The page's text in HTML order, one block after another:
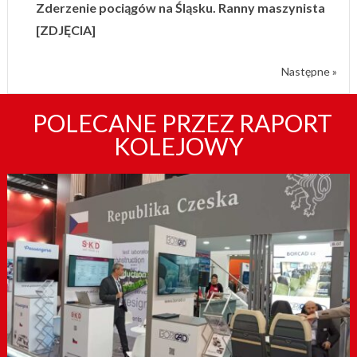
Zderzenie pociągów na Śląsku. Ranny maszynista
[ZDJĘCIA]
Następne »
POLECANE PRZEZ RAPORT
KOLEJOWY